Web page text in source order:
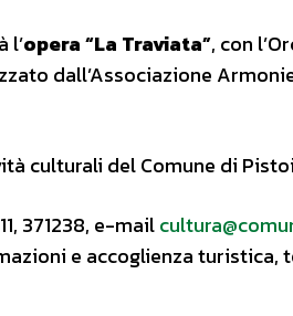
l’opera “La Traviata”, con
dall’Associazione
culturali del Comune di
371238, e-mail
e accoglienza turistica,